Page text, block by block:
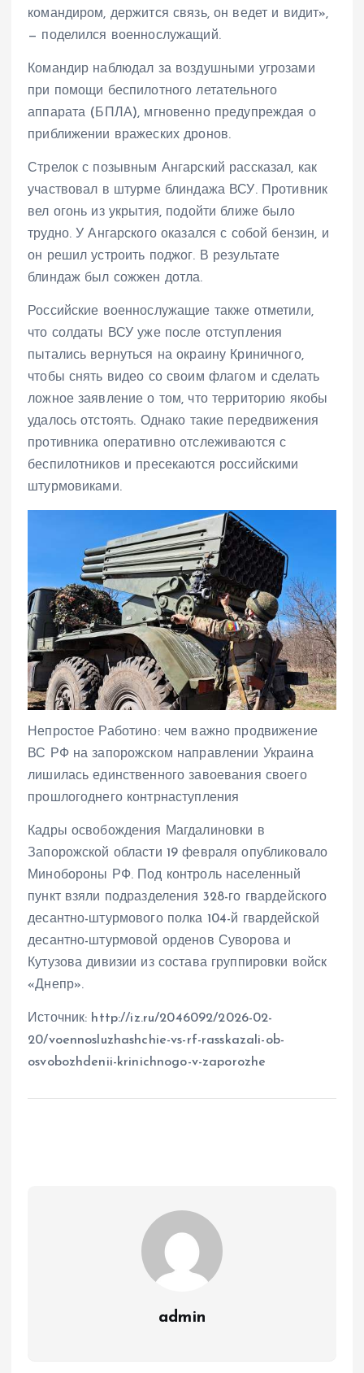
командиром, держится связь, он ведет и видит»,
— поделился военнослужащий.
Командир наблюдал за воздушными угрозами
при помощи беспилотного летательного
аппарата (БПЛА), мгновенно предупреждая о
приближении вражеских дронов.
Стрелок с позывным Ангарский рассказал, как
участвовал в штурме блиндажа ВСУ. Противник
вел огонь из укрытия, подойти ближе было
трудно. У Ангарского оказался с собой бензин, и
он решил устроить поджог. В результате
блиндаж был сожжен дотла.
Российские военнослужащие также отметили,
что солдаты ВСУ уже после отступления
пытались вернуться на окраину Криничного,
чтобы снять видео со своим флагом и сделать
ложное заявление о том, что территорию якобы
удалось отстоять. Однако такие передвижения
противника оперативно отслеживаются с
беспилотников и пресекаются российскими
штурмовиками.
Непростое Работино: чем важно продвижение
ВС РФ на запорожском направлении Украина
лишилась единственного завоевания своего
прошлогоднего контрнаступления
Кадры освобождения Магдалиновки в
Запорожской области 19 февраля опубликовало
Минобороны РФ. Под контроль населенный
пункт взяли подразделения 328-го гвардейского
десантно-штурмового полка 104-й гвардейской
десантно-штурмовой орденов Суворова и
Кутузова дивизии из состава группировки войск
«Днепр».
Источник: http://iz.ru/2046092/2026-02-
20/voennosluzhashchie-vs-rf-rasskazali-ob-
osvobozhdenii-krinichnogo-v-zaporozhe
admin